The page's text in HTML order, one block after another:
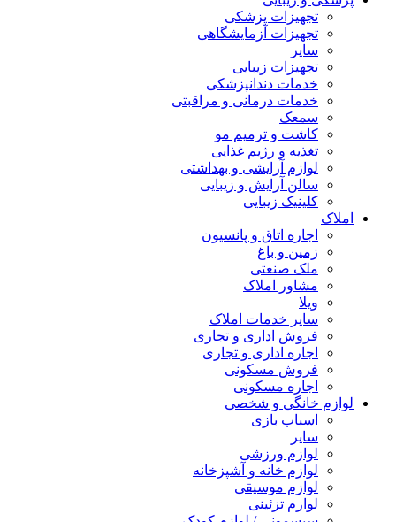
تجهیزات پزشکی
تجهیزات آزمایشگاهی
سایر
تجهیزات زیبایی
خدمات دندانپزشکی
خدمات درمانی و مراقبتی
سمعک
کاشت و ترمیم مو
تغذیه و رژیم غذایی
لوازم آرایشی و بهداشتی
سالن آرایش و زیبایی
کلینیک زیبایی
املاک
اجاره اتاق و پانسیون
زمین و باغ
ملک صنعتی
مشاور املاک
ویلا
سایر خدمات املاک
فروش اداری و تجاری
اجاره اداری و تجاری
فروش مسکونی
اجاره مسکونی
لوازم خانگی و شخصی
اسباب بازی
سایر
لوازم ورزشی
لوازم خانه و آشپزخانه
لوازم موسیقی
لوازم تزئینی